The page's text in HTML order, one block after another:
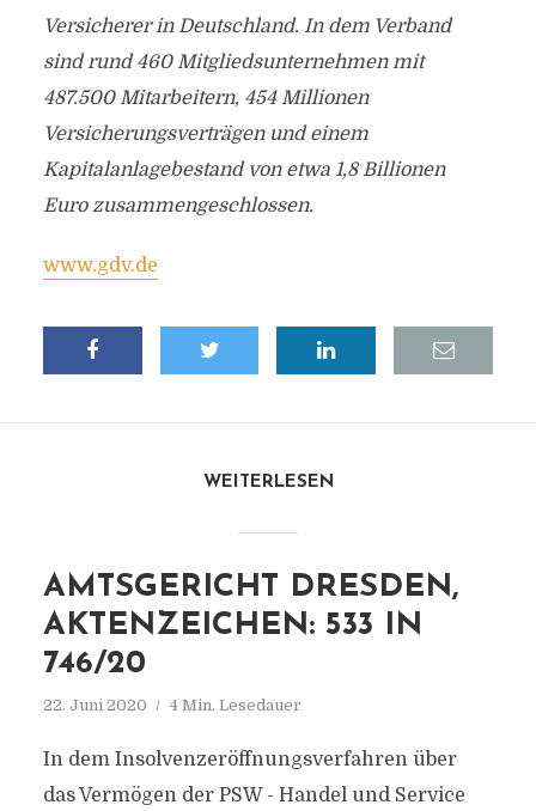
Versicherer in Deutschland. In dem Verband
sind rund 460 Mitgliedsunternehmen mit
487.500 Mitarbeitern, 454 Millionen
Versicherungsverträgen und einem
Kapitalanlagebestand von etwa 1,8 Billionen
Euro zusammengeschlossen.
www.gdv.de
WEITERLESEN
AMTSGERICHT DRESDEN,
AKTENZEICHEN: 533 IN
746/20
22. Juni 2020 4 Min. Lesedauer
In dem Insolvenzeröffnungsverfahren über
das Vermögen der PSW - Handel und Service